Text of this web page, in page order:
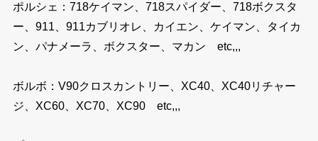
ポルシェ：718ケイマン、718スパイダー、718ボクスタ
ー、911、911カブリオレ、カイエン、ケイマン、タイカ
ン、パナメーラ、ボクスター、マカン etc,,,
ボルボ：V90クロスカントリー、XC40、XC40リチャー
ジ、XC60、XC70、XC90 etc,,,